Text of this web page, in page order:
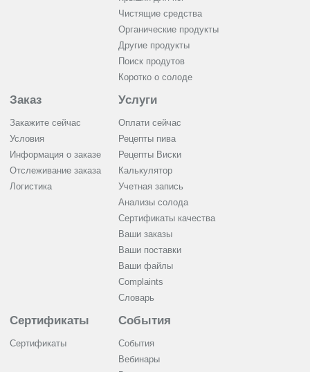
Чистящие средства
Органические продукты
Другие продукты
Поиск продутов
Коротко о солоде
Заказ
Закажите сейчас
Условия
Информация о заказе
Отслеживание заказа
Логистика
Услуги
Оплати сейчас
Рецепты пива
Рецепты Виски
Калькулятор
Учетная запись
Анализы солода
Сертификаты качества
Ваши заказы
Ваши поставки
Ваши файлы
Complaints
Словарь
Сертификаты
Сертификаты
События
События
Вебинары